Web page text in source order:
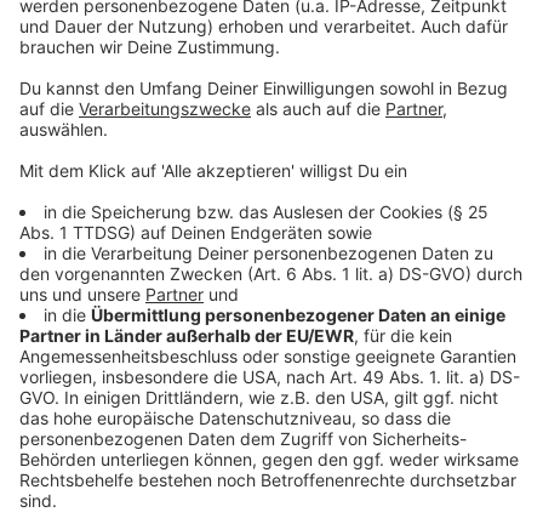
Anzeige
Weitere Infos und Links zum Thema:
Anzeige
Padel-Fieber in Reisholz: Topstars im Castello
In Düsseldorf entstehen weitere Padel-Plätze
Düsseldorf lernt Padel kennen
Anzeige
Folge uns für mehr News & Updates:
Anzeige